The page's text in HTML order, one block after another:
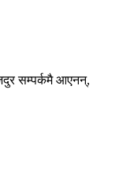
सम्पर्कमै आएनन्,